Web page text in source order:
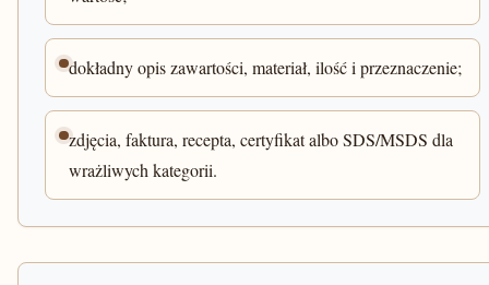
dokładny opis zawartości, materiał, ilość i przeznaczenie;
zdjęcia, faktura, recepta, certyfikat albo SDS/MSDS dla
wrażliwych kategorii.